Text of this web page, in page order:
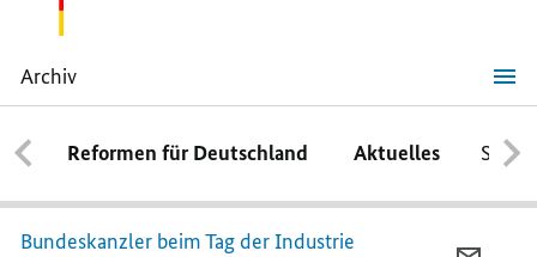
Archiv
Zukunftsinvestitionen
haben
PrioritätReformen für Deutschland Aktuelles
Bundeskanzler beim Tag der Industrie